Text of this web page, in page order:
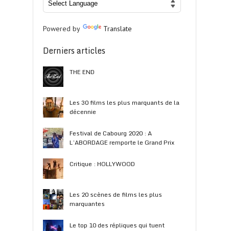
Powered by Translate
Derniers articles
THE END
Les 30 films les plus marquants de la
décennie
Festival de Cabourg 2020 : A
L’ABORDAGE remporte le Grand Prix
Critique : HOLLYWOOD
Les 20 scènes de films les plus
marquantes
Le top 10 des répliques qui tuent